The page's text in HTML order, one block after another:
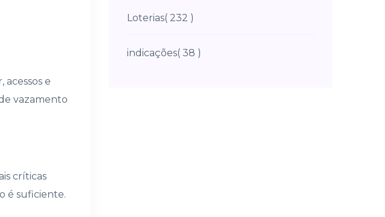
e
vazamento
críticas
é suficiente.
Loterias( 232 )
indicações( 38 )